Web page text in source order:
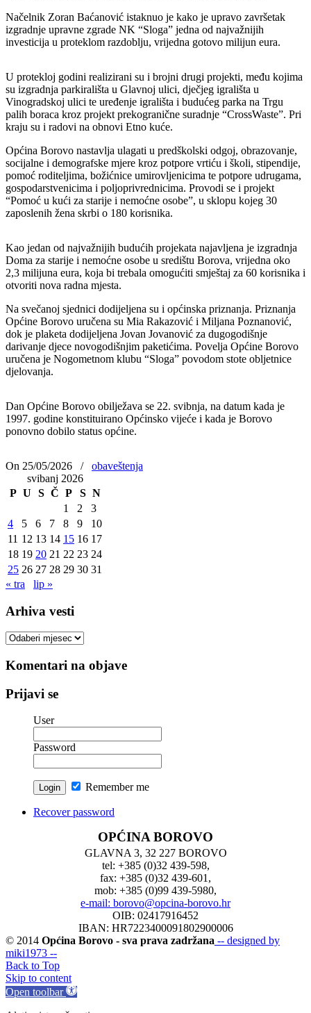
Načelnik Zoran Baćanović istaknuo je kako je upravo završetak
izgradnje upravne zgrade NK “Sloga” jedna od najvažnijih
investicija u proteklom razdoblju, vrijedna gotovo milijun eura.
U protekloj godini realizirani su i brojni drugi projekti, među kojima
su izgradnja parkirališta u Glavnoj ulici, dječjeg igrališta u
Vinogradskoj ulici te uređenje igrališta i budućeg parka na Trgu
palih boraca kroz projekt prekogranične suradnje “CrossWaste”. Pri
kraju su i radovi na obnovi Etno kuće.
Općina Borovo nastavlja ulagati u predškolski odgoj, obrazovanje,
socijalne i demografske mjere kroz potpore vrtiću i školi, stipendije,
pomoć roditeljima, božićnice umirovljenicima te potpore udrugama,
gospodarstvenicima i poljoprivrednicima. Provodi se i projekt
“Pomoć u kući za starije i nemoćne osobe”, u sklopu kojeg 30
zaposlenih žena skrbi o 180 korisnika.
Kao jedan od najvažnijih budućih projekata najavljena je izgradnja
Doma za starije i nemoćne osobe u središtu Borova, vrijedna oko
2,3 milijuna eura, koja bi trebala omogućiti smještaj za 60 korisnika i
otvoriti nova radna mjesta.
Na svečanoj sjednici dodijeljena su i općinska priznanja. Priznanja
Općine Borovo uručena su Mia Rakazović i Miljana Poznanović,
dok je plaketa dodijeljena Jovan Jovanović za dugogodišnje
darivanje djece novogodišnjim paketićima. Povelja Općine Borovo
uručena je Nogometnom klubu “Sloga” povodom stote obljetnice
djelovanja.
Dan Općine Borovo obilježava se 22. svibnja, na datum kada je
1997. godine konstituirano Općinsko vijeće i kada je Borovo
ponovno dobilo status općine.
On 25/05/2026 /
obaveštenja
svibanj 2026
P U S Č P S N
1
2
3
4
5 6 7 8 9
10
11 12 13 14 15 16 17
18 19 20 21 22 23 24
25 26 27 28 29 30 31
« tra
lip »
Arhiva vesti
Arhiva
Komentari na objave
Prijavi se
User
Password
Remember me
Recover password
OPĆINA BOROVO
GLAVNA 3, 32 227 BOROVO
tel: +385 (0)32 439-598,
fax: +385 (0)32 439-601,
mob: +385 (0)99 439-5980,
e-mail: borovo@opcina-borovo.hr
OIB: 02417916452
IBAN: HR7223400091802900006
© 2014 Općina Borovo - sva prava zadržana -- designed by
miki1973 --
Back to Top
Skip to content
Open toolbar